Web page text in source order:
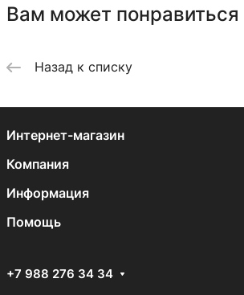
Вам может понравиться
Назад к списку
Интернет-магазин
Компания
Информация
Помощь
+7 988 276 34 34